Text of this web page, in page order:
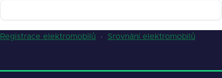
Registrace elektromobilů · Srovnání elektromobilů